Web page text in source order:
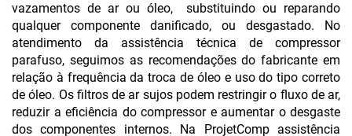
vazamentos de ar ou óleo, substituindo ou reparando
qualquer componente danificado, ou desgastado. No
atendimento da assistência técnica de compressor
parafuso, seguimos as recomendações do fabricante em
relação à frequência da troca de óleo e uso do tipo correto
de óleo. Os filtros de ar sujos podem restringir o fluxo de ar,
reduzir a eficiência do compressor e aumentar o desgaste
dos componentes internos. Na ProjetComp assistência